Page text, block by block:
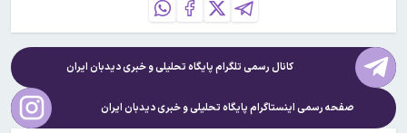
کانال رسمی تلگرام پایگاه تحلیلی و خبریدیدبان ایران
صفحه رسمی اینستاگرام پایگاه تحلیلی و خبریدیدبان ایران